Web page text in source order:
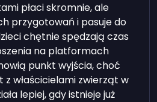
płaci skromnie, ale
przygotowań i pasuje do
chętnie spędzają czas
na platformach
punkt wyjścia, choć
właścicielami zwierząt w
lepiej, gdy istnieje już